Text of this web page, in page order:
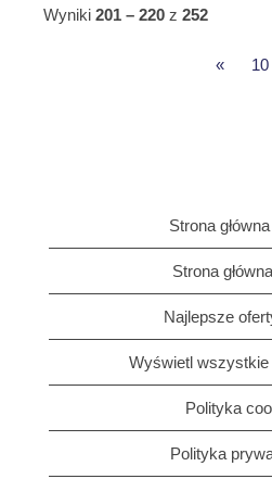
Wyniki 201 – 220 z 252
« 10
Strona
Strona
Najlepsze
Wyświetl
Polityka
Polityka